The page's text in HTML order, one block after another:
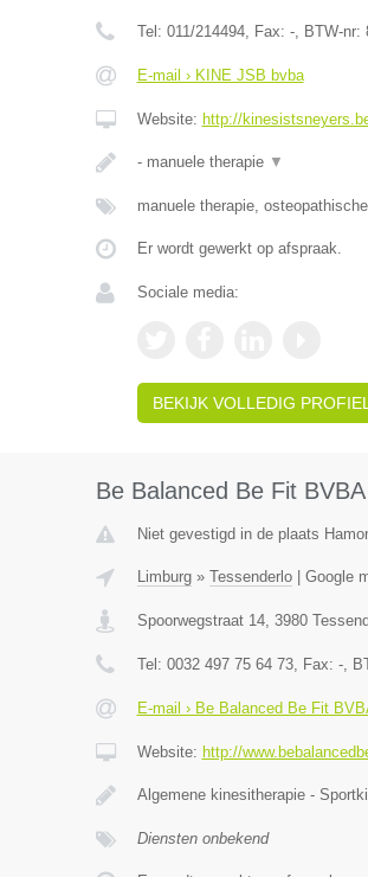
Tel: 011/214494, Fax: -, BTW-nr:
E-mail › KINE JSB bvba
Website: http://
- manuele therapie ▼
manuele therapie,
Er wordt gewerkt op afspraak.
Sociale media:
BEKIJK VOLLEDIG PROFIEL
Be Balanced Be Fit BVBA
Niet gevestigd in de plaats
Limburg» Tessenderlo| Google
Spoorwegstraat 14, 3980
Tel: 0032 497 75 64 73, Fax: -,
E-mail › Be Balanced Be Fit
Website: http://
Algemene kinesitherapie -
Diensten onbekend